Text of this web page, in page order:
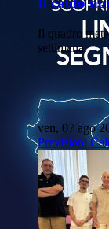
Il quadro
settimana.
ven, 07 ago
Previsioni